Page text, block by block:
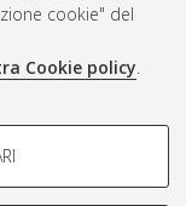
cookie" del
Cookie policy.